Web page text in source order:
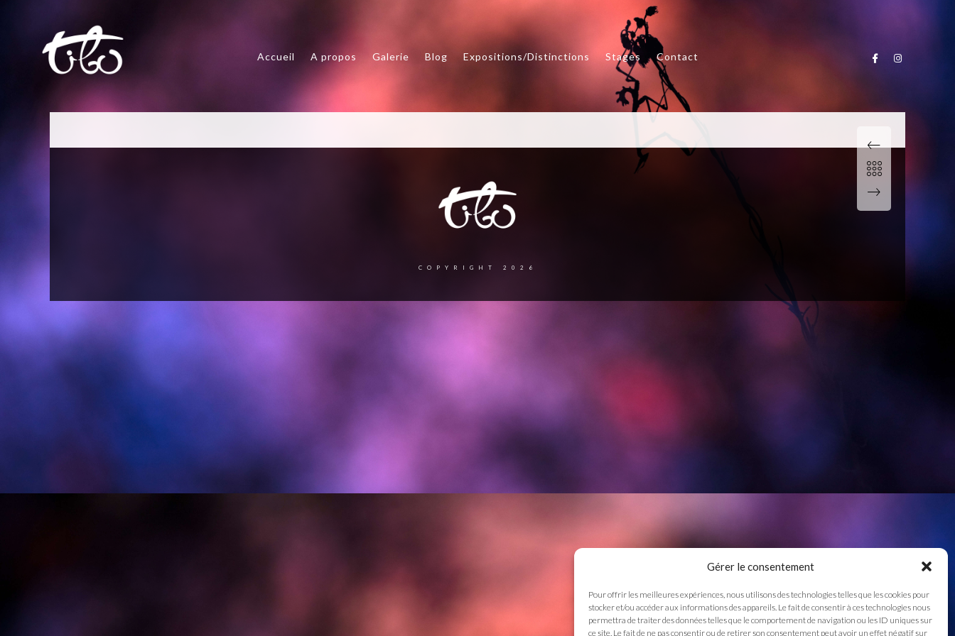
Gérer le consentement
Pour offrir les meilleures expériences, nous utilisons des technologies telles que les cookies pour
stocker et/ou accéder aux informations des appareils. Le fait de consentir à ces technologies nous
permettra de traiter des données telles que le comportement de navigation ou les ID uniques sur
ce site. Le fait de ne pas consentir ou de retirer son consentement peut avoir un effet négatif sur
Accueil A propos Galerie Blog Expositions/Distinctions Stages Contact
COPYRIGHT 2026